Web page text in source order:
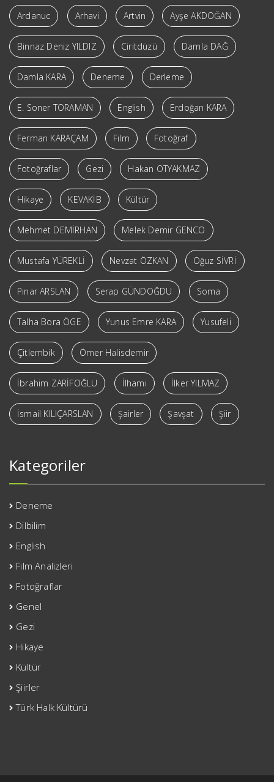
Ardanuc Arhavi Artvin Ayşe AKDOĞAN
Binnaz Deniz YILDIZ Ciritdüzü Damla DAĞ
Damla KARA Deneme Derleme
E. Soner TORAMAN English Erdoğan KARA
Ferman KARAÇAM Film Fotoğraf
Fotoğraflar Gezi Hakan OTYAKMAZ
Hikaye KEVAKİB Kültür
Mehmet DEMİRHAN Melek Demir GENCO
Mustafa YÜREKLİ Nevzat ÖZKAN Oğuz SİVRİ
Pınar ARSLAN Serap GÜNDOĞDU Soma
Talha Bora ÖGE Yunus Emre KARA Yusufeli
Çitlembik Ömer Halisdemir
İbrahim ZARİFOĞLU İlhami İlker YILMAZ
İsmail KILIÇARSLAN Şairler Şavşat Şiir
Kategoriler
Deneme
Dilbilim
English
Film Analizleri
Fotoğraflar
Genel
Gezi
Hikaye
Kültür
Şiirler
Türk Halk Kültürü